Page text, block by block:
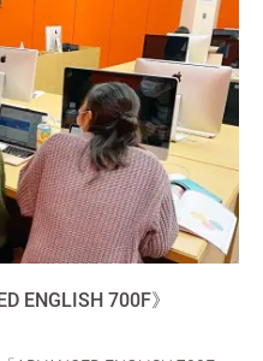
ENGLISH 700F》